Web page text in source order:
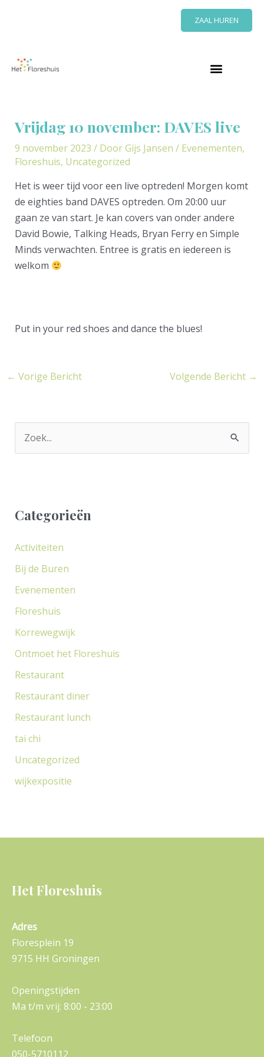
ZAAL HUREN
Vrijdag 10 november: DAVES live
9 november 2023 / DoorGijs Jansen / Evenementen,
Floreshuis, Uncategorized
Het is weer tijd voor een live optreden! Morgen komt
de eighties band DAVES optreden. Om 20:00 uur
gaan ze van start. Je kan covers van onder andere
David Bowie, Talking Heads, Bryan Ferry en Simple
Minds verwachten. Entree is gratis en iedereen is
welkom
Put in your red shoes and dance the blues!
← Vorige Bericht Volgende Bericht →
n
a
r
:
Categorieën
Activiteiten
Bij de Buren
Evenementen
Floreshuis
Korrewegwijk
Ontmoet het Floreshuis
Restaurant
Restaurant diner
Restaurant lunch
tai chi
Uncategorized
wijkexpositie
Het Floreshuis
Adres
Floresplein 19
9715 HH Groningen
Openingstijden
Ma t/m vrij: 8:00 - 23:00
Telefoon
050-5710112